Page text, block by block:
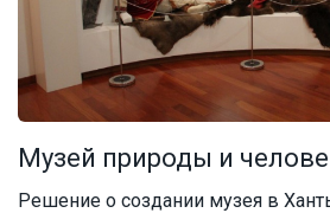
Музей природы и
Решение о создании музея в